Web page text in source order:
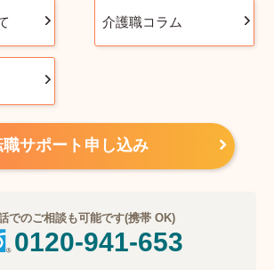
介護職コラム
職サポート申し込み
でのご相談も可能です(携帯 OK)
0120-941-653